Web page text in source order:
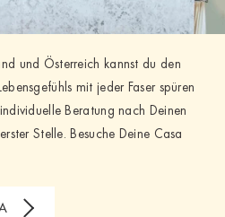
und Österreich kannst du den
mit jeder Faser spüren
Beratung nach Deinen
Stelle. Besuche Deine Casa